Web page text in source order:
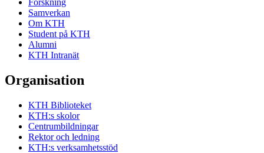
Samverkan
Om KTH
Student på KTH
Alumni
KTH Intranät
Organisation
KTH Biblioteket
KTH:s skolor
Centrumbildningar
Rektor och ledning
KTH:s verksamhetsstöd